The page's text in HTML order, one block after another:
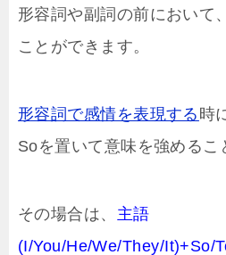
形容詞や副詞の前において
ことができます。
形容詞で感情を表現する 時
Soを置いて意味を強めるこ
その場合は、 主語
(I/You/He/We/They/It)+So/